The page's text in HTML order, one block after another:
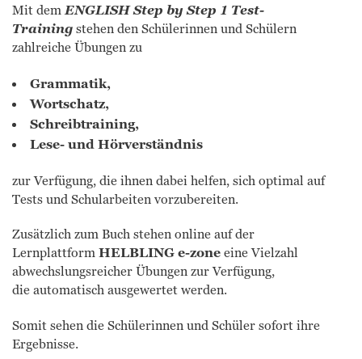
Mit demENGLISH Step by Step 1 Test-
Trainingstehen den Schülerinnen und Schülern
zahlreiche Übungen zu
Grammatik,
Wortschatz,
Schreibtraining,
Lese- und Hörverständnis
zur Verfügung, die ihnen dabei helfen, sich optimal auf
Tests und Schularbeiten vorzubereiten.
Zusätzlich zum Buch stehen online auf der
LernplattformHELBLING e-zoneeine Vielzahl
abwechslungsreicher Übungen zur Verfügung,
die automatisch ausgewertet werden.
Somit sehen die Schülerinnen und Schüler sofort ihre
Ergebnisse.